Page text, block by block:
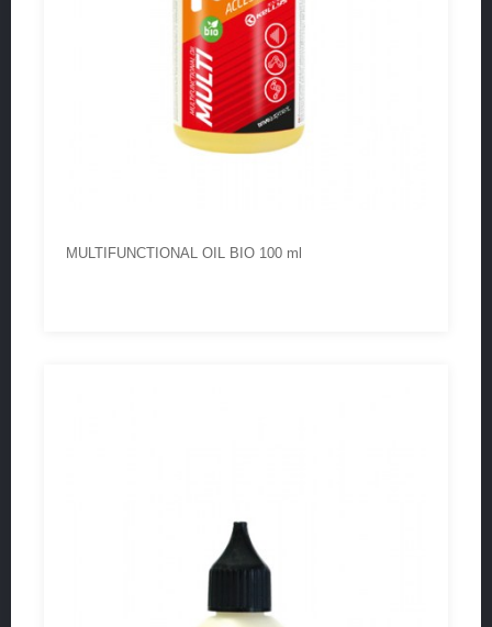
MULTIFUNCTIONAL OIL BIO 100 ml